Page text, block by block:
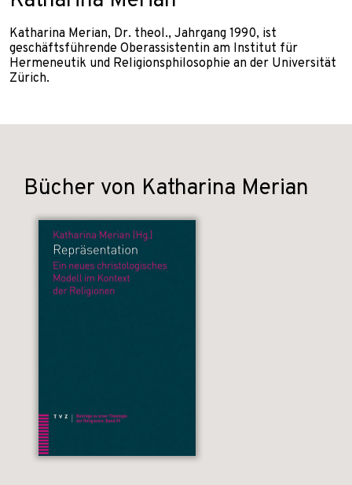
Katharina Merian, Dr. theol., Jahrgang 1990, ist
geschäftsführende Oberassistentin am Institut für
Hermeneutik und Religionsphilosophie an der Universität
Zürich.
Bücher von Katharina Merian